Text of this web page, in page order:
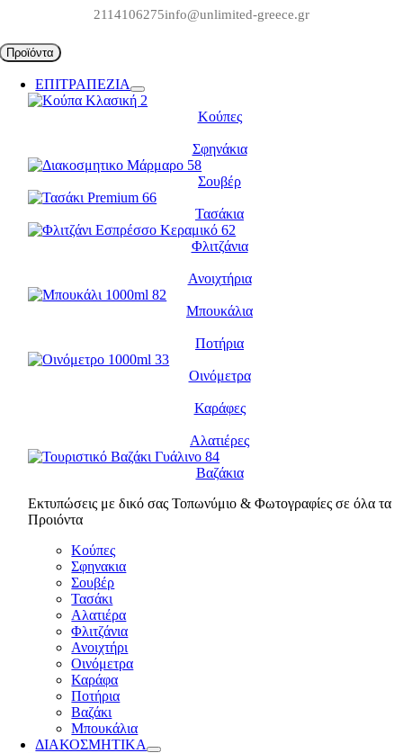
περιεχόμενο
2114106275info@unlimited-greece.gr
Προϊόντα
ΕΠΙΤΡΑΠΕΖΙΑ
Κούπες
Σφηνάκια
Σουβέρ
Τασάκια
Φλιτζάνια
Ανοιχτήρια
Μπουκάλια
Ποτήρια
Οινόμετρα
Καράφες
Αλατιέρες
Βαζάκια
Εκτυπώσεις με δικό σας Τοπωνύμιο & Φωτογραφίες σε όλα τα
Προιόντα
Κούπες
Σφηνακια
Σουβέρ
Τασάκι
Αλατιέρα
Φλιτζάνια
Ανοιχτήρι
Οινόμετρα
Καράφα
Ποτήρια
Βαζάκι
Μπουκάλια
ΔΙΑΚΟΣΜΗΤΙΚΑ